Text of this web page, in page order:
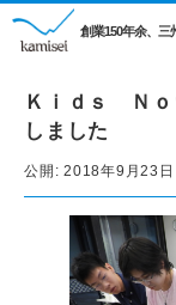
創業150年余、三
Ｋｉｄｓ Ｎ
しました
公開: 2018年9月23日